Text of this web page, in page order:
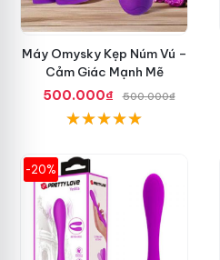
Máy Omysky Kẹp Núm Vú –
Cảm Giác Mạnh Mẽ
500.000₫
500.000₫
-20%